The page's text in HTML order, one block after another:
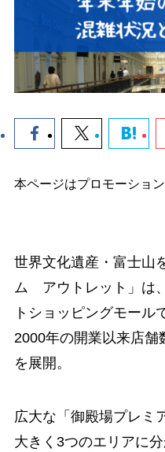
本ページはプロモーショ
世界文化遺産・富士山
ム アウトレット」は
トショッピングモール
2000年の開業以来店舗
を展開。
広大な「御殿場プレミ
大きく3つのエリアに